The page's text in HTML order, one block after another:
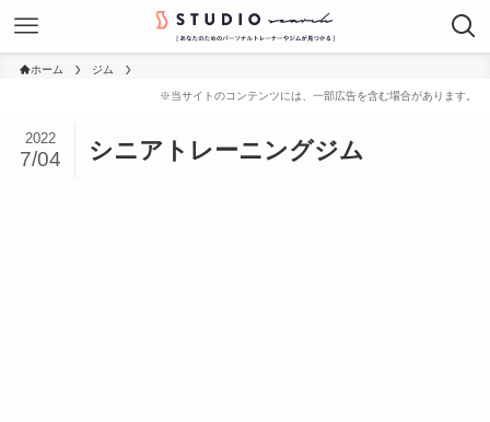
ホーム ジム
シニアトレーニングジム
2022
7/04